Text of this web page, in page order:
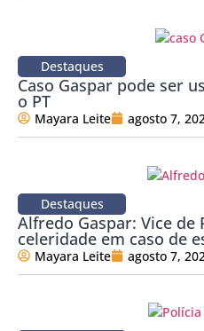
Destaques
Caso Gaspar pode ser
o PT
Mayara Leite agosto 7,
Destaques
Alfredo Gaspar: Vice de
celeridade em caso de
Mayara Leite agosto 7,